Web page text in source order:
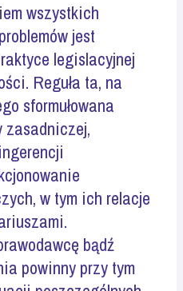
wszystkich
jest
legislacyjnej
Reguła ta, na
sformułowana
zasadniczej,
w tym ich relacje
bądź
powinny przy tym